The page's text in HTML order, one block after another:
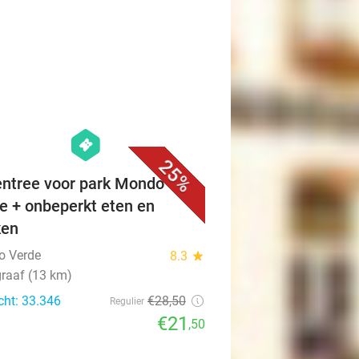
25%
hexagon
events
voor park Mondo
+ onbeperkt eten en
Verde 8.3 star
(13 km)
33.346
Regulier €28,50
€21 ,50